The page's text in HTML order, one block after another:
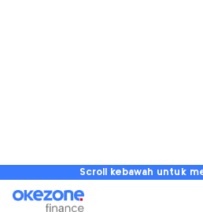
Scroll kebawah untuk